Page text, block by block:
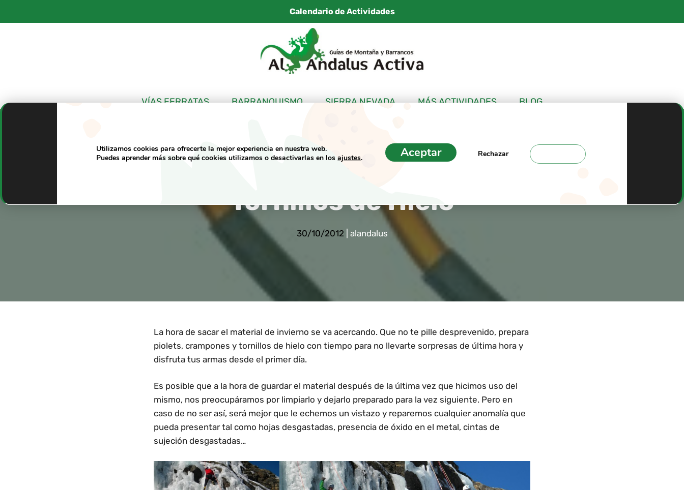
Calendario de Actividades
VÍAS FERRATAS BARRANQUISMO SIERRA NEVADA MÁS ACTIVIDADES BLOG
Tornillos de Hielo
30/10/2012 alandalus
La hora de sacar el material de invierno se va acercando. Que no te pille desprevenido, prepara
piolets, crampones y tornillos de hielo con tiempo para no llevarte sorpresas de última hora y
disfruta tus armas desde el primer día.
Es posible que a la hora de guardar el material después de la última vez que hicimos uso del
mismo, nos preocupáramos por limpiarlo y dejarlo preparado para la vez siguiente. Pero en
caso de no ser así, será mejor que le echemos un vistazo y reparemos cualquier anomalía que
pueda presentar tal como hojas desgastadas, presencia de óxido en el metal, cintas de
sujeción desgastadas…
Utilizamos cookies para ofrecerte la mejor experiencia en nuestra web.
Puedes aprender más sobre qué cookies utilizamos o desactivarlas en losajustes. Aceptar Rechazar